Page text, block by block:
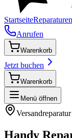
StartseiteReparaturen
Anrufen
Warenkorb
Jetzt buchen
Warenkorb
Menü öffnen
Handy